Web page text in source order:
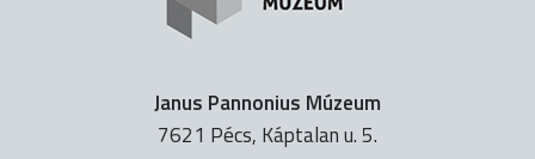
Janus Pannonius Múzeum
7621 Pécs, Káptalan u. 5.